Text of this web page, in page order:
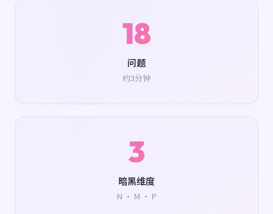
18
问题
约3分钟
3
暗黑维度
N · M · P